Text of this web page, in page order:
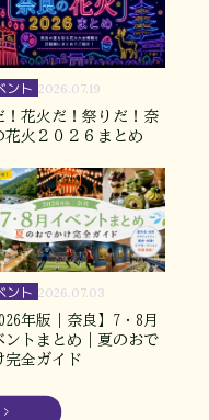
ント 2026.07.19
！花火だ！祭りだ！奈
花火２０２６まとめ
ント 2026.07.03
年版｜奈良】7・8月
ントまとめ｜夏のおで
完全ガイド